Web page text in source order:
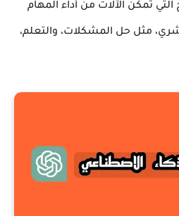
التي تمكن الآلات من أداء المهام
مثل حل المشكلات، والتعلم،